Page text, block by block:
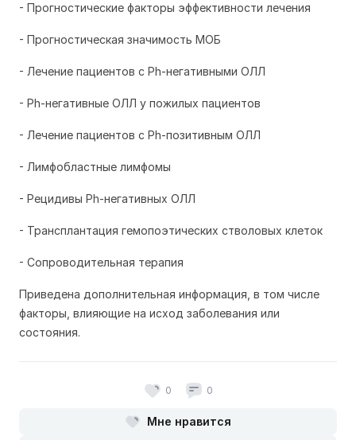
- Прогностические факторы эффективности лечения
- Прогностическая значимость МОБ
- Лечение пациентов с Ph-негативными ОЛЛ
- Ph-негативные ОЛЛ у пожилых пациентов
- Лечение пациентов с Ph-позитивным ОЛЛ
- Лимфобластные лимфомы
- Рецидивы Ph-негативных ОЛЛ
- Трансплантация гемопоэтических стволовых клеток
- Сопроводительная терапия
Приведена дополнительная информация, в том числе
факторы, влияющие на исход заболевания или
состояния.
0 0
Мне нравится